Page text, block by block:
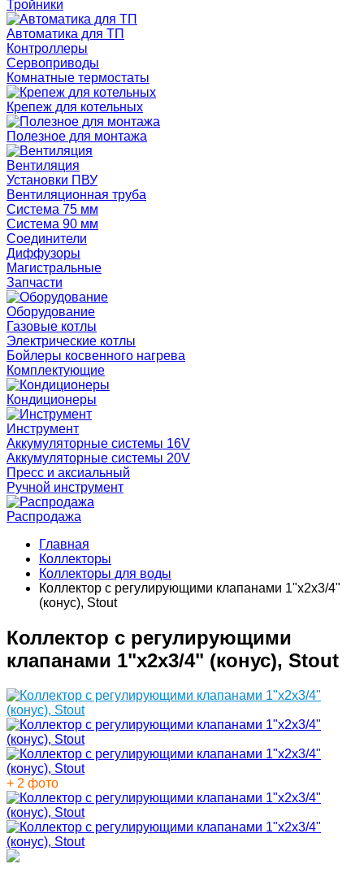
Тройники
Автоматика для ТП
Контроллеры
Сервоприводы
Комнатные термостаты
Крепеж для котельных
Полезное для монтажа
Вентиляция
Установки ПВУ
Вентиляционная труба
Система 75 мм
Система 90 мм
Соединители
Диффузоры
Магистральные
Запчасти
Оборудование
Газовые котлы
Электрические котлы
Бойлеры косвенного нагрева
Комплектующие
Кондиционеры
Инструмент
Аккумуляторные системы 16V
Аккумуляторные системы 20V
Пресс и аксиальный
Ручной инструмент
Распродажа
Главная
Коллекторы
Коллекторы для воды
Коллектор с регулирующими клапанами 1"х2х3/4"
(конус), Stout
Коллектор с регулирующими
клапанами 1"х2х3/4" (конус), Stout
+ 2 фото